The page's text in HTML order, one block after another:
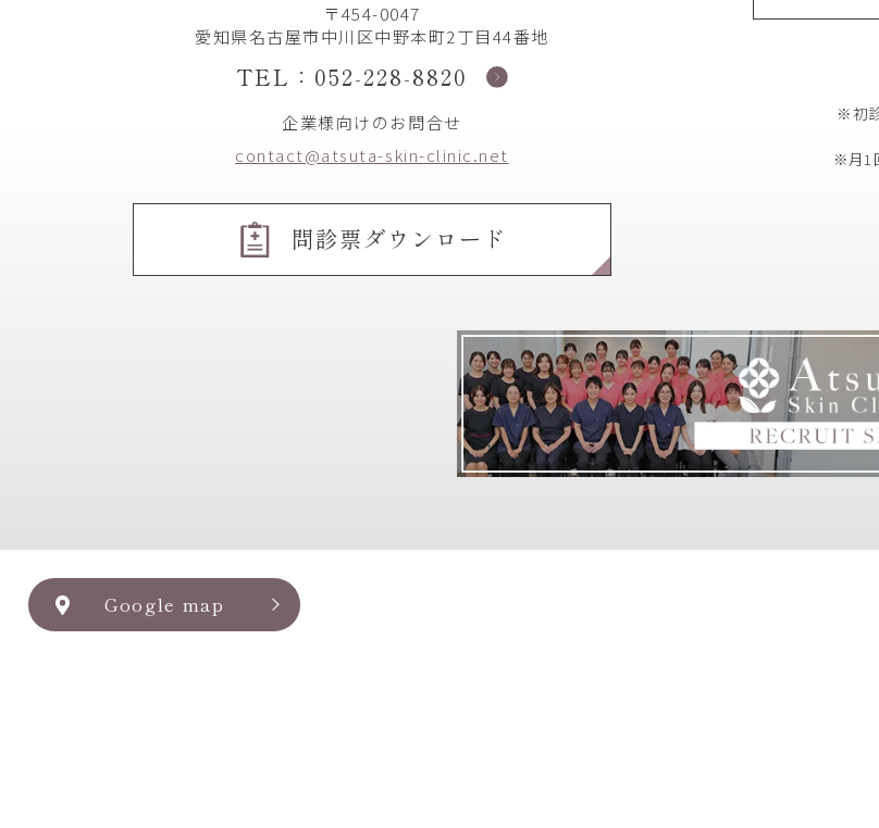
〒454-0047
愛知県名古屋市中川区中野本町2丁目44番地
TEL：052-228-8820
企業様向けのお問合せ
contact@atsuta-skin-clinic.net
問診票ダウンロード
※初
※月1
Google map